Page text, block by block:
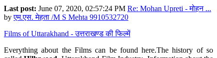
Last post: June 07, 2020, 02:57:24 PM Re: Mohan Upreti - मोहन ...
byएम.एस. मेहता /M S Mehta 9910532720
Films of Uttarakhand - उत्तराखण्ड की फिल्में
Everything about the Films can be found here.The history of so